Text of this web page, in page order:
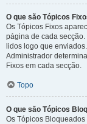
O que são Tópicos
Os Tópicos Fixos
página de cada
lidos logo que
Administrador
Fixos em cada secção.
Topo
O que são Tópicos
Os Tópicos